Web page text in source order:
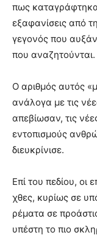
πως
εξαφανίσεις από
γεγονός που
που αναζητούνται.
Ο αριθμός αυτός
ανάλογα με τις
απεβίωσαν, τις
εντοπισμούς
διευκρίνισε.
Επί του πεδίου, οι
χθες, κυρίως σε
ρέματα σε
υπέστη το πιο